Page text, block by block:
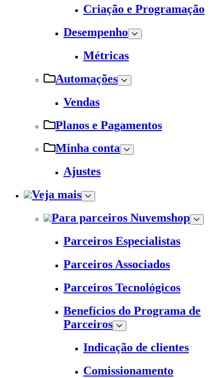
Criação e Programação
Desempenho
Métricas
Automações
Vendas
Planos e Pagamentos
Minha conta
Ajustes
Veja mais
Para parceiros Nuvemshop
Parceiros Especialistas
Parceiros Associados
Parceiros Tecnológicos
Benefícios do Programa de
Parceiros
Indicação de clientes
Comissionamento